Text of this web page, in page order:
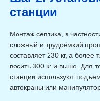
станции
Монтаж септика, в
сложный и трудоёмкий
составляет 230 кг, а
весить 300 кг и выше. Для
станции используют
автокраны или